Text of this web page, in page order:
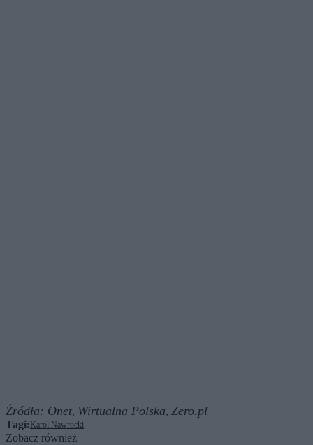
Źródła: Onet, Wirtualna Polska, Zero.pl
Tagi: Karol Nawrocki
Zobacz również